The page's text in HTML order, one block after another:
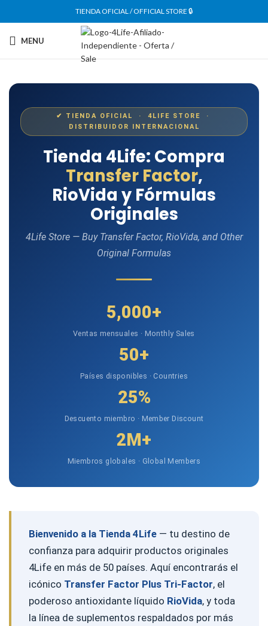
TIENDA OFICIAL / OFFICIAL STORE 🔒
MENU
✔ TIENDA OFICIAL · 4LIFE STORE ·
DISTRIBUIDOR INTERNACIONAL
Tienda 4Life: Compra
Transfer Factor,
RioVida y Fórmulas
Originales
4Life Store — Buy Transfer Factor, RioVida, and Other
Original Formulas
5,000+
Ventas mensuales · Monthly Sales
50+
Países disponibles · Countries
25%
Descuento miembro · Member Discount
2M+
Miembros globales · Global Members
Bienvenido a la Tienda 4Life— tu destino de
confianza para adquirir productos originales
4Life en más de 50 países. Aquí encontrarás el
icónico Transfer Factor Plus Tri-Factor, el
poderoso antioxidante líquido RioVida, y toda
la línea de suplementos respaldados por más